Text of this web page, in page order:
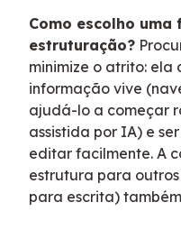
Como escolho uma
estruturação?
minimize o atrito: ela
informação vive
ajudá-lo a começar
assistida por IA) e
editar facilmente. A
estrutura para
para escrita)